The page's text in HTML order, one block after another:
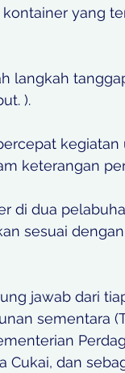
yang
langkah
).
keterangan
di dua
sesuai
jawab dari
sementara
Cukai, dan